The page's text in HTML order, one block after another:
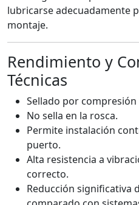
lubricarse adecuadamente
montaje.
Rendimiento y
Técnicas
Sellado por compresión
No sella en la rosca.
Permite instalación
puerto.
Alta resistencia a
correcto.
Reducción significativa